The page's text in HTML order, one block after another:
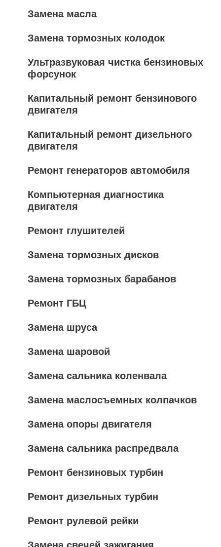
Замена масла
Замена тормозных колодок
Ультразвуковая чистка бензиновых
форсунок
Капитальный ремонт бензинового
двигателя
Капитальный ремонт дизельного
двигателя
Ремонт генераторов автомобиля
Компьютерная диагностика
двигателя
Ремонт глушителей
Замена тормозных дисков
Замена тормозных барабанов
Ремонт ГБЦ
Замена шруса
Замена шаровой
Замена сальника коленвала
Замена маслосъемных колпачков
Замена опоры двигателя
Замена сальника распредвала
Ремонт бензиновых турбин
Ремонт дизельных турбин
Ремонт рулевой рейки